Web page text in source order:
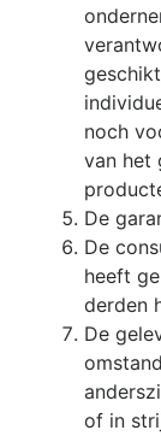
noch
van het
De
De
heeft
derden
De
of in